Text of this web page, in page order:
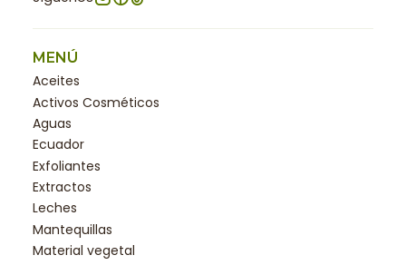
MENÚ
Aceites
Activos Cosméticos
Aguas
Ecuador
Exfoliantes
Extractos
Leches
Mantequillas
Material vegetal